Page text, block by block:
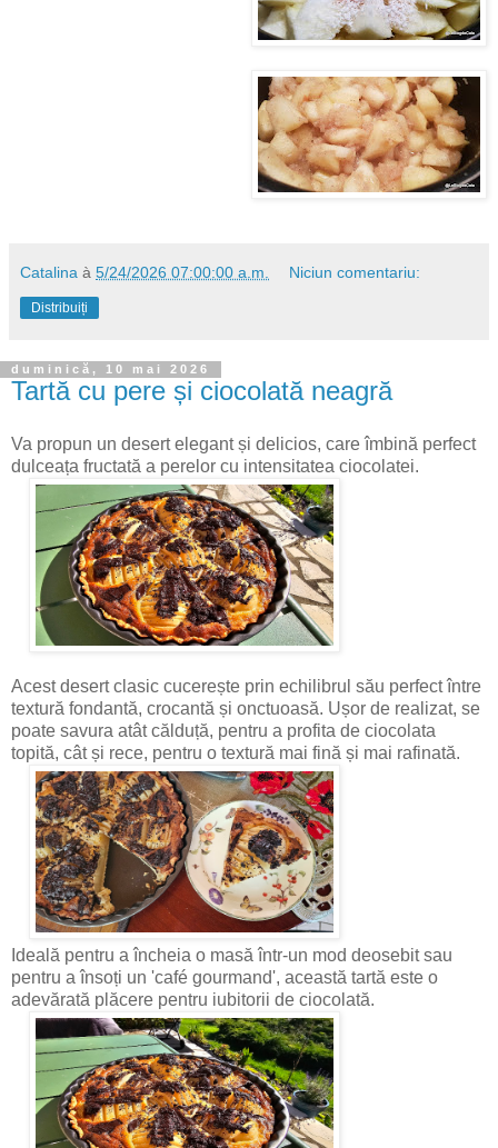
Catalina à 5/24/2026 07:00:00 a.m. Niciun comentariu:
Distribuiți
duminică, 10 mai 2026
Tartă cu pere și ciocolată neagră
Va propun un desert elegant și delicios, care îmbină perfect
dulceața fructată a perelor cu intensitatea ciocolatei.
Acest desert clasic cucerește prin echilibrul său perfect între
textură fondantă, crocantă și onctuoasă. Ușor de realizat, se
poate savura atât călduță, pentru a profita de ciocolata
topită, cât și rece, pentru o textură mai fină și mai rafinată.
Ideală pentru a încheia o masă într-un mod deosebit sau
pentru a însoți un 'café gourmand', această tartă este o
adevărată plăcere pentru iubitorii de ciocolată.